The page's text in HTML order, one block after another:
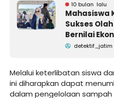
10 bulan lalu
Mahasiswa
Sukses
Bernilai
detektif_jatim
Melalui keterlibatan siswa
ini diharapkan dapat
dalam pengelolaan